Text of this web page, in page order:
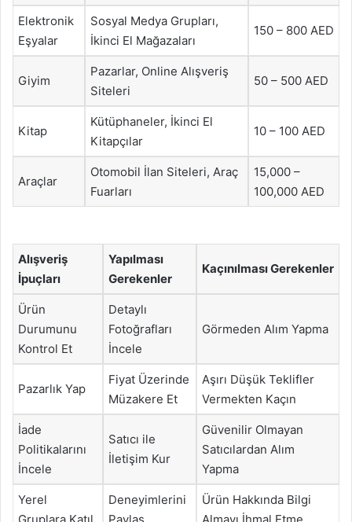
Elektronik
Eşyalar
Sosyal Medya Grupları,
İkinci El Mağazaları
150 – 800 AED
Giyim
Pazarlar, Online Alışveriş
Siteleri
50 – 500 AED
Kitap
Kütüphaneler, İkinci El
Kitapçılar
10 – 100 AED
Araçlar
Otomobil İlan Siteleri, Araç
Fuarları
15,000 –
100,000 AED
Alışveriş
İpuçları
Yapılması
Gerekenler
Kaçınılması Gerekenler
Ürün
Durumunu
Kontrol Et
Detaylı
Fotoğrafları
İncele
Görmeden Alım Yapma
Pazarlık Yap
Fiyat Üzerinde
Müzakere Et
Aşırı Düşük Teklifler
Vermekten Kaçın
İade
Politikalarını
İncele
Satıcı ile
İletişim Kur
Güvenilir Olmayan
Satıcılardan Alım
Yapma
Yerel
Deneyimlerini
Ürün Hakkında Bilgi